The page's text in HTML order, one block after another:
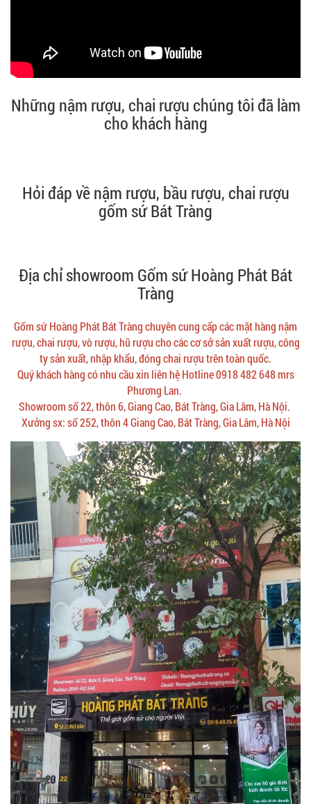
Những nậm rượu, chai rượu chúng tôi đã làm
cho khách hàng
Hỏi đáp về nậm rượu, bầu rượu, chai rượu
gốm sứ Bát Tràng
Địa chỉ showroom Gốm sứ Hoàng Phát Bát
Tràng
Gốm sứ Hoàng Phát Bát Tràng chuyên cung cấp các mặt hàng nậm
rượu, chai rượu, vò rượu, hũ rượu cho các cơ sở sản xuất rượu, công
ty sản xuất, nhập khẩu, đóng chai rượu trên toàn quốc.
Quý khách hàng có nhu cầu xin liên hệ Hotline 0918 482 648 mrs
Phương Lan.
Showroom số 22, thôn 6, Giang Cao, Bát Tràng, Gia Lâm, Hà Nội.
Xưởng sx: số 252, thôn 4 Giang Cao, Bát Tràng, Gia Lâm, Hà Nội